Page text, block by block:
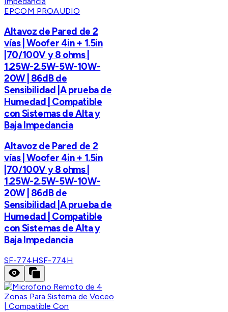
EPCOM PROAUDIO
Altavoz de Pared de 2
vías | Woofer 4in + 1.5in
|70/100V y 8 ohms |
1.25W-2.5W-5W-10W-
20W | 86dB de
Sensibilidad |A prueba de
Humedad | Compatible
con Sistemas de Alta y
Baja Impedancia
Altavoz de Pared de 2
vías | Woofer 4in + 1.5in
|70/100V y 8 ohms |
1.25W-2.5W-5W-10W-
20W | 86dB de
Sensibilidad |A prueba de
Humedad | Compatible
con Sistemas de Alta y
Baja Impedancia
SF-774HSF-774H